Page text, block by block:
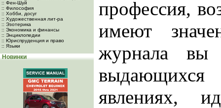
:: Фен-Шуй
:: Философия
:: Хобби, досуг
:: Художественная лит-ра
:: Эзотерика
:: Экономика и финансы
:: Энциклопедии
:: Юриспруденция и право
:: Языки
Новинки
профессия,
имеют
журнала вы
выдающихся
явлениях,